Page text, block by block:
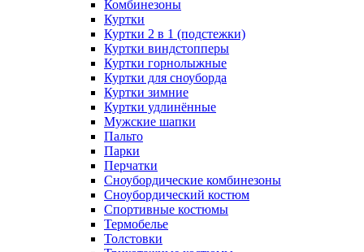
Комбинезоны
Куртки
Куртки 2 в 1 (подстежки)
Куртки виндстопперы
Куртки горнолыжные
Куртки для сноуборда
Куртки зимние
Куртки удлинённые
Мужские шапки
Пальто
Парки
Перчатки
Сноубордические комбинезоны
Сноубордический костюм
Спортивные костюмы
Термобелье
Толстовки